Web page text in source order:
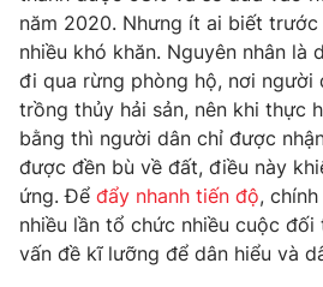
Thị trường
Góc doanh nghiệp
Truyền hình
Phim VTV
Hậu trường
Nhân vật
Khán giả
Giải trí
Điện ảnh
Âm nhạc
Đời sống
Du lịch
năm 2020. Nhưng ít ai biết
nhiều khó khăn. Nguyên nhân là
đi qua rừng phòng hộ, nơi người
trồng thủy hải sản, nên khi thực
bằng thì người dân chỉ được
được đền bù về đất, điều này
ứng. Để đẩy nhanh tiến độ,
nhiều lần tổ chức nhiều cuộc
vấn đề kĩ lưỡng để dân hiểu và